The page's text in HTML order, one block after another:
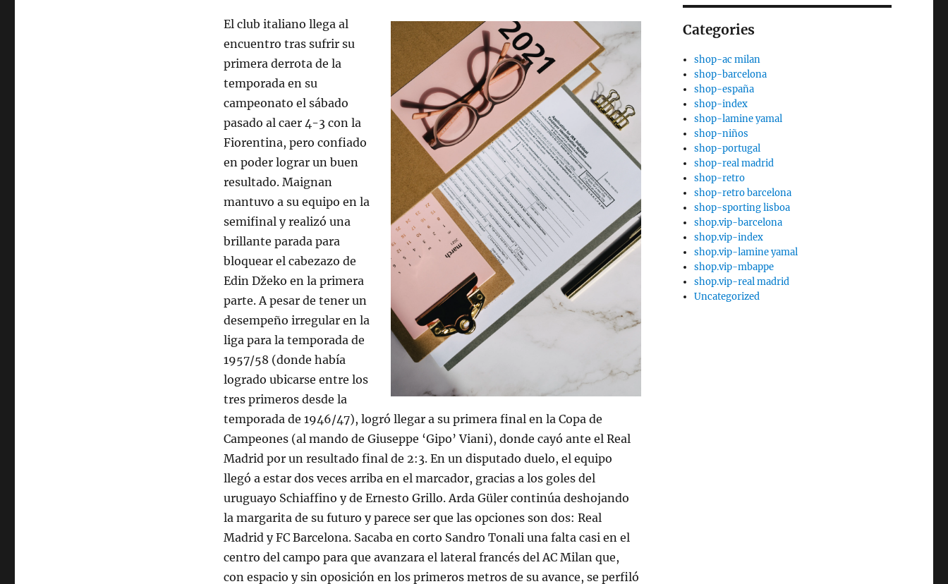
El club italiano llega al
encuentro tras sufrir su
primera derrota de la
temporada en su
campeonato el sábado
pasado al caer 4-3 con la
Fiorentina, pero confiado
en poder lograr un buen
resultado. Maignan
mantuvo a su equipo en la
semifinal y realizó una
brillante parada para
bloquear el cabezazo de
Edin Džeko en la primera
parte. A pesar de tener un
desempeño irregular en la
liga para la temporada de
1957/58 (donde había
logrado ubicarse entre los
tres primeros desde la
temporada de 1946/47), logró llegar a su primera final en la Copa de
Campeones (al mando de Giuseppe ‘Gipo’ Viani), donde cayó ante el Real
Madrid por un resultado final de 2:3. En un disputado duelo, el equipo
llegó a estar dos veces arriba en el marcador, gracias a los goles del
uruguayo Schiaffino y de Ernesto Grillo. Arda Güler continúa deshojando
la margarita de su futuro y parece ser que las opciones son dos: Real
Madrid y FC Barcelona. Sacaba en corto Sandro Tonali una falta casi en el
centro del campo para que avanzara el lateral francés del AC Milan que,
con espacio y sin oposición en los primeros metros de su avance, se perfiló
Categories
shop-ac milan
shop-barcelona
shop-españa
shop-index
shop-lamine yamal
shop-niños
shop-portugal
shop-real madrid
shop-retro
shop-retro barcelona
shop-sporting lisboa
shop.vip-barcelona
shop.vip-index
shop.vip-lamine yamal
shop.vip-mbappe
shop.vip-real madrid
Uncategorized